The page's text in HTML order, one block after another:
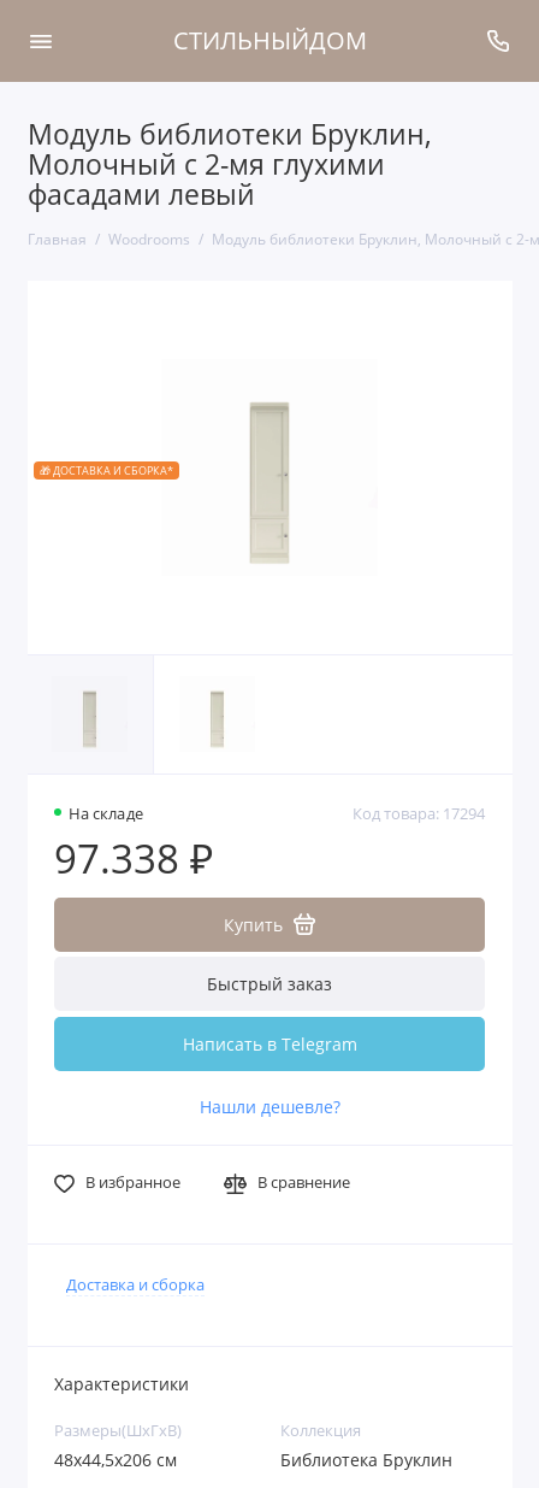
СТИЛЬНЫЙДОМ
Модуль библиотеки Бруклин,
Молочный с 2-мя глухими
фасадами левый
Главная Woodrooms Модуль библиотеки Бруклин, Молочный с
🎁 ДОСТАВКА И СБОРКА*
На складе Код товара: 17294
97.338 ₽
Купить
Быстрый заказ
Написать в Telegram
Нашли дешевле?
В избранное В сравнение
Доставка и сборка
Характеристики
Размеры(ШxГxВ)
48х44,5х206 см
Коллекция
Библиотека Бруклин